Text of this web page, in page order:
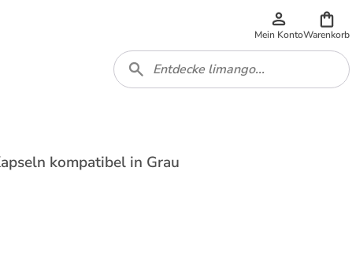
Mein KontoWarenkorb
kompatibel in Grau